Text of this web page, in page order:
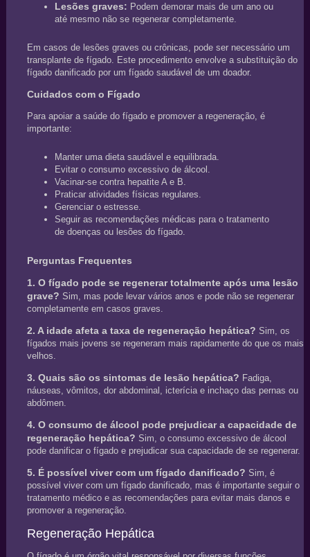
Lesões graves: Podem demorar mais de um ano ou
até mesmo não se regenerar completamente.
Em casos de lesões graves ou crônicas, pode ser necessário um
transplante de fígado. Este procedimento envolve a substituição do
fígado danificado por um fígado saudável de um doador.
Cuidados com o Fígado
Para apoiar a saúde do fígado e promover a regeneração, é
importante:
Manter uma dieta saudável e equilibrada.
Evitar o consumo excessivo de álcool.
Vacinar-se contra hepatite A e B.
Praticar atividades físicas regulares.
Gerenciar o estresse.
Seguir as recomendações médicas para o tratamento
de doenças ou lesões do fígado.
Perguntas Frequentes
1. O fígado pode se regenerar totalmente após uma lesão
grave? Sim, mas pode levar vários anos e pode não se regenerar
completamente em casos graves.
2. A idade afeta a taxa de regeneração hepática? Sim, os
fígados mais jovens se regeneram mais rapidamente do que os mais
velhos.
3. Quais são os sintomas de lesão hepática? Fadiga,
náuseas, vômitos, dor abdominal, icterícia e inchaço das pernas ou
abdômen.
4. O consumo de álcool pode prejudicar a capacidade de
regeneração hepática? Sim, o consumo excessivo de álcool
pode danificar o fígado e prejudicar sua capacidade de se regenerar.
5. É possível viver com um fígado danificado? Sim, é
possível viver com um fígado danificado, mas é importante seguir o
tratamento médico e as recomendações para evitar mais danos e
promover a regeneração.
Regeneração Hepática